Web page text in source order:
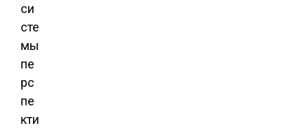
си
сте
мы
пе
рс
пе
кти